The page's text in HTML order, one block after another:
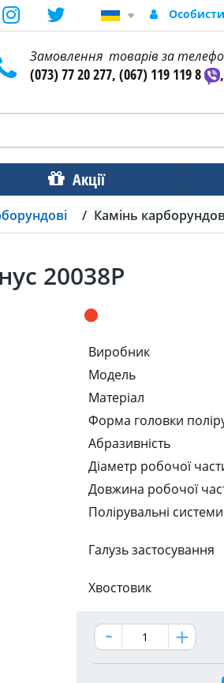
Замовлення товарів за
(073) 77 20 277, (067) 119 119 8
Акції
Камінь
20038P
Виробник
Модель
Матеріал
Форма головки
Абразивність
Діаметр робочої
Довжина робочої
Полірувальні системи
Галузь застосування
Хвостовик